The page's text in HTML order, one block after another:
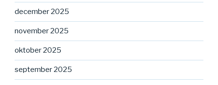
december 2025
november 2025
oktober 2025
september 2025